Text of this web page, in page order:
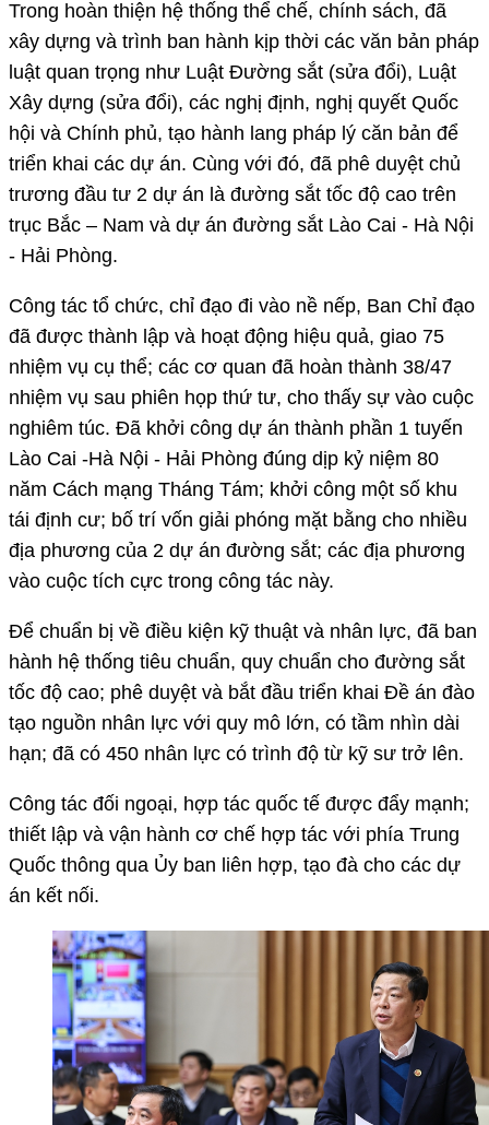
Trong hoàn thiện hệ thống thể chế, chính sách, đã
xây dựng và trình ban hành kịp thời các văn bản pháp
luật quan trọng như Luật Đường sắt (sửa đổi), Luật
Xây dựng (sửa đổi), các nghị định, nghị quyết Quốc
hội và Chính phủ, tạo hành lang pháp lý căn bản để
triển khai các dự án. Cùng với đó, đã phê duyệt chủ
trương đầu tư 2 dự án là đường sắt tốc độ cao trên
trục Bắc – Nam và dự án đường sắt Lào Cai - Hà Nội
- Hải Phòng.
Công tác tổ chức, chỉ đạo đi vào nề nếp, Ban Chỉ đạo
đã được thành lập và hoạt động hiệu quả, giao 75
nhiệm vụ cụ thể; các cơ quan đã hoàn thành 38/47
nhiệm vụ sau phiên họp thứ tư, cho thấy sự vào cuộc
nghiêm túc. Đã khởi công dự án thành phần 1 tuyến
Lào Cai -Hà Nội - Hải Phòng đúng dịp kỷ niệm 80
năm Cách mạng Tháng Tám; khởi công một số khu
tái định cư; bố trí vốn giải phóng mặt bằng cho nhiều
địa phương của 2 dự án đường sắt; các địa phương
vào cuộc tích cực trong công tác này.
Để chuẩn bị về điều kiện kỹ thuật và nhân lực, đã ban
hành hệ thống tiêu chuẩn, quy chuẩn cho đường sắt
tốc độ cao; phê duyệt và bắt đầu triển khai Đề án đào
tạo nguồn nhân lực với quy mô lớn, có tầm nhìn dài
hạn; đã có 450 nhân lực có trình độ từ kỹ sư trở lên.
Công tác đối ngoại, hợp tác quốc tế được đẩy mạnh;
thiết lập và vận hành cơ chế hợp tác với phía Trung
Quốc thông qua Ủy ban liên hợp, tạo đà cho các dự
án kết nối.